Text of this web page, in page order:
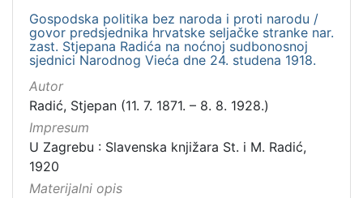
Gospodska politika bez naroda i proti narodu /
govor predsjednika hrvatske seljačke stranke nar.
zast. Stjepana Radića na noćnoj sudbonosnoj
sjednici Narodnog Vieća dne 24. studena 1918.
Autor
Radić, Stjepan (11. 7. 1871. – 8. 8. 1928.)
Impresum
U Zagrebu : Slavenska knjižara St. i M. Radić,
1920
Materijalni opis